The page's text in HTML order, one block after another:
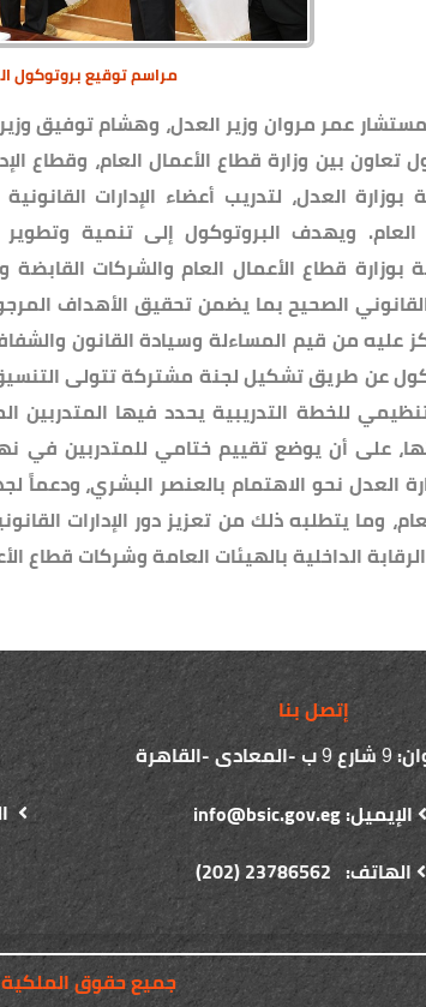
مراسم توقيع بروتوكول
عمر مروان وزير العدل، وهشام توفيق وزير
تعاون بين وزارة قطاع الأعمال العام، وقطاع
بوزارة العدل، لتدريب أعضاء الإدارات
العام. ويهدف البروتوكول إلى تنمية وتطوير
بوزارة قطاع الأعمال العام والشركات
الصحيح بما يضمن تحقيق الأهداف
عليه من قيم المساءلة وسيادة القانون
عن طريق تشكيل لجنة مشتركة تتولى
للخطة التدريبية يحدد فيها المتدربين
على أن يوضع تقييم ختامي للمتدربين في
العدل نحو الاهتمام بالعنصر البشري،
وما يتطلبه ذلك من تعزيز دور الإدارات
الداخلية بالهيئات العامة وشركات قطاع
إتصل بنا
9شارع9ب -المعادى -القاهرة
الإيميل: info@bsic.gov.eg
الهاتف: 23786562 (202)
© جميع حقوق